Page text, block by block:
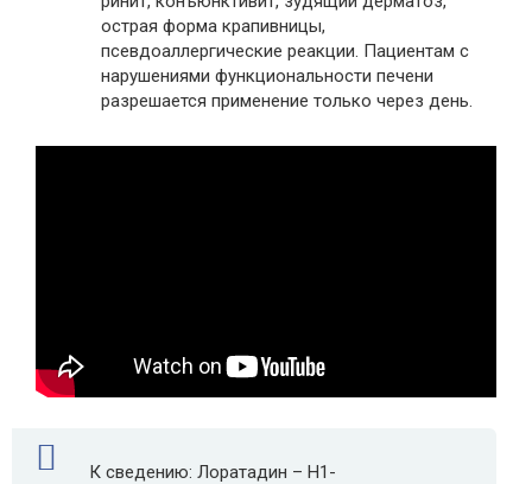
острая форма крапивницы,
псевдоаллергические реакции. Пациентам с
нарушениями функциональности печени
разрешается применение только через день.
К сведению: Лоратадин – H1-